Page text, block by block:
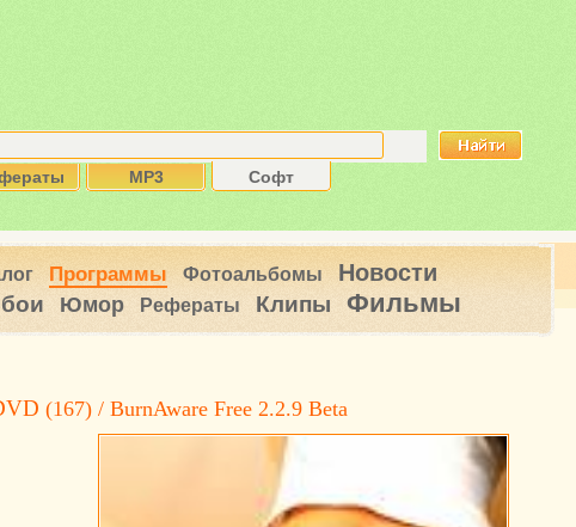
MP3 Софт
Программы Фотоальбомы Новости
Юмор Рефераты Клипы Фильмы
(167) / BurnAware Free 2.2.9 Beta